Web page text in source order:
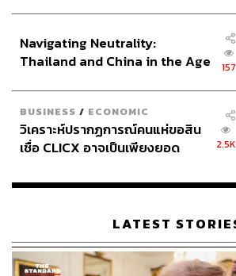
Navigating Neutrality:
Thailand and China in the Age
157
BUSINESS / ECONOMIC
วิเคราะห์ปรากฏการณ์คนแห่ขอสิน
เชื่อ CLICX อาจเป็นเพียงยอด
เรือนไทยที่ถูกซุกไว้
2.5K
LATEST